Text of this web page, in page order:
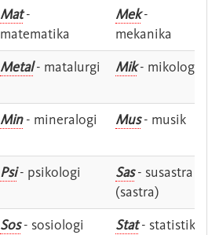
Mat-
matematika
Mek-
mekanika
Metal- matalurgi Mik- mikologi
Min- mineralogi Mus- musik
Psi- psikologi Sas- susastra -
(sastra)
Sos- sosiologi Stat- statistik